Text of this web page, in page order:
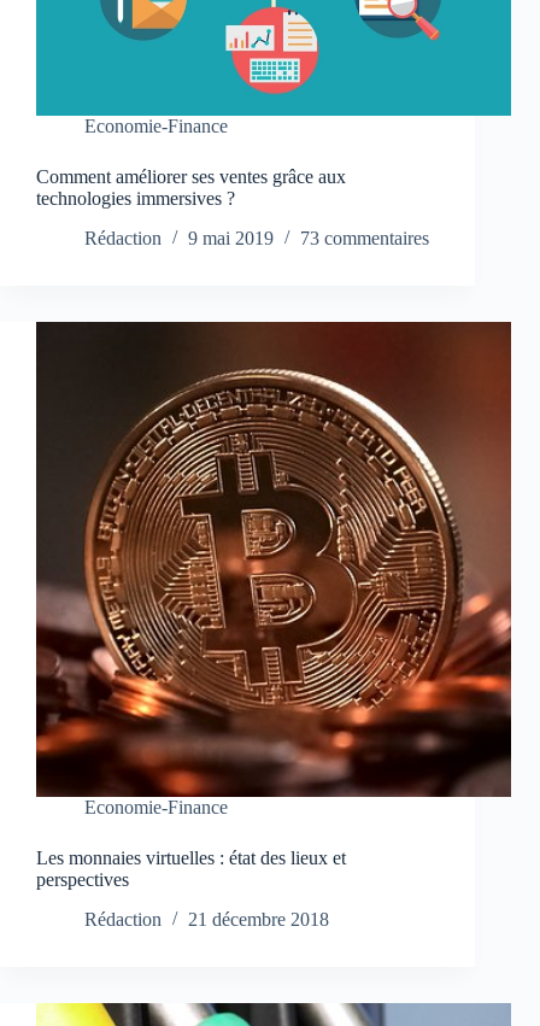
Economie-Finance
Comment améliorer ses ventes grâce aux
technologies immersives ?
Rédaction
9 mai 2019 73 commentaires
Economie-Finance
Les monnaies virtuelles : état des lieux et
perspectives
Rédaction
21 décembre 2018